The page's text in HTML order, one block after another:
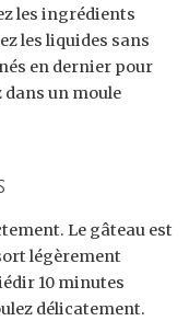
les ingrédients
les liquides sans
en dernier pour
dans un moule
Le gâteau est
légèrement
10 minutes
délicatement.